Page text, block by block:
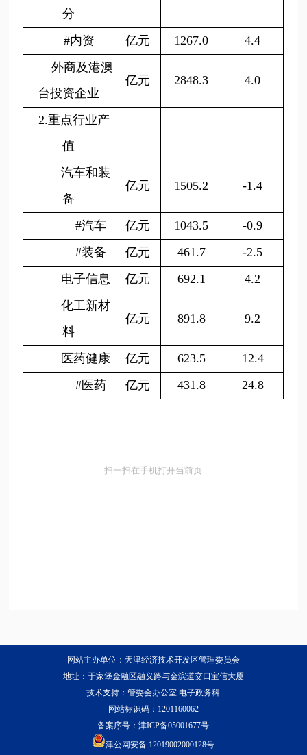
分
#内资
亿元 1267.0
4.4
外商及港澳
台投资企业
亿元 2848.3 4.0
2.重点行业产
值
汽车和装
备
亿元 1505.2 -1.4
#汽车 亿元 1043.5
-0.9
#装备
亿元 461.7
-2.5
电子信息
亿元 692.1
4.2
化工新材
料
亿元 891.8 9.2
医药健康 亿元 623.5
12.4
#医药
亿元 431.8 24.8
扫一扫在手机打开当前页
网站主办单位：天津经济技术开发区管理委员会
地址：于家堡金融区融义路与金滨道交口宝信大厦
技术支持：管委会办公室 电子政务科
网站标识码：1201160062
备案序号：津ICP备05001677号
津公网安备 12019002000128号